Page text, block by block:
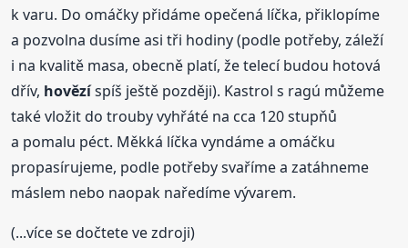
k varu. Do omáčky přidáme opečená líčka, přiklopíme
a pozvolna dusíme asi tři hodiny (podle potřeby, záleží
i na kvalitě masa, obecně platí, že telecí budou hotová
dřív, hovězíspíš ještě později). Kastrol s ragú můžeme
také vložit do trouby vyhřáté na cca 120 stupňů
a pomalu péct. Měkká líčka vyndáme a omáčku
propasírujeme, podle potřeby svaříme a zatáhneme
máslem nebo naopak naředíme vývarem.
(...více se dočtete ve zdroji)